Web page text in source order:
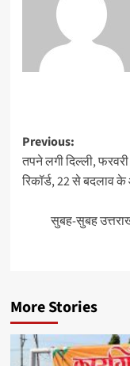
Previous:
तपने लगी दिल्ली,
रिकॉर्ड, 22 से बदलाव
सुबह-सुबह
More Stories